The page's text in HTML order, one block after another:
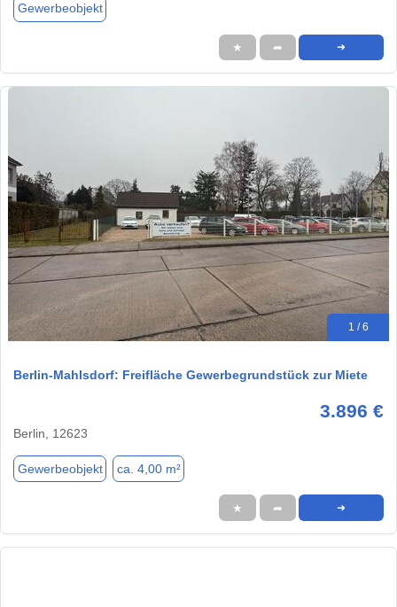
Gewerbeobjekt
★ ➦ ➜
1 / 6
Berlin-Mahlsdorf: Freifläche Gewerbegrundstück zur Miete
3.896 €
Berlin, 12623
Gewerbeobjekt ca. 4,00 m²
★ ➦ ➜